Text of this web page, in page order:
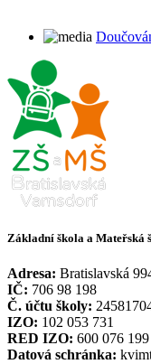
Základní škola a Mateřská
Adresa: Bratislavská
IČ: 706 98 198
Č. účtu školy:
IZO: 102 053 731
RED IZO: 600 076 199
Datová schránka: